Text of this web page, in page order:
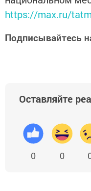
https://max.ru/
Подписывайтесь
Оставляйте
0 0